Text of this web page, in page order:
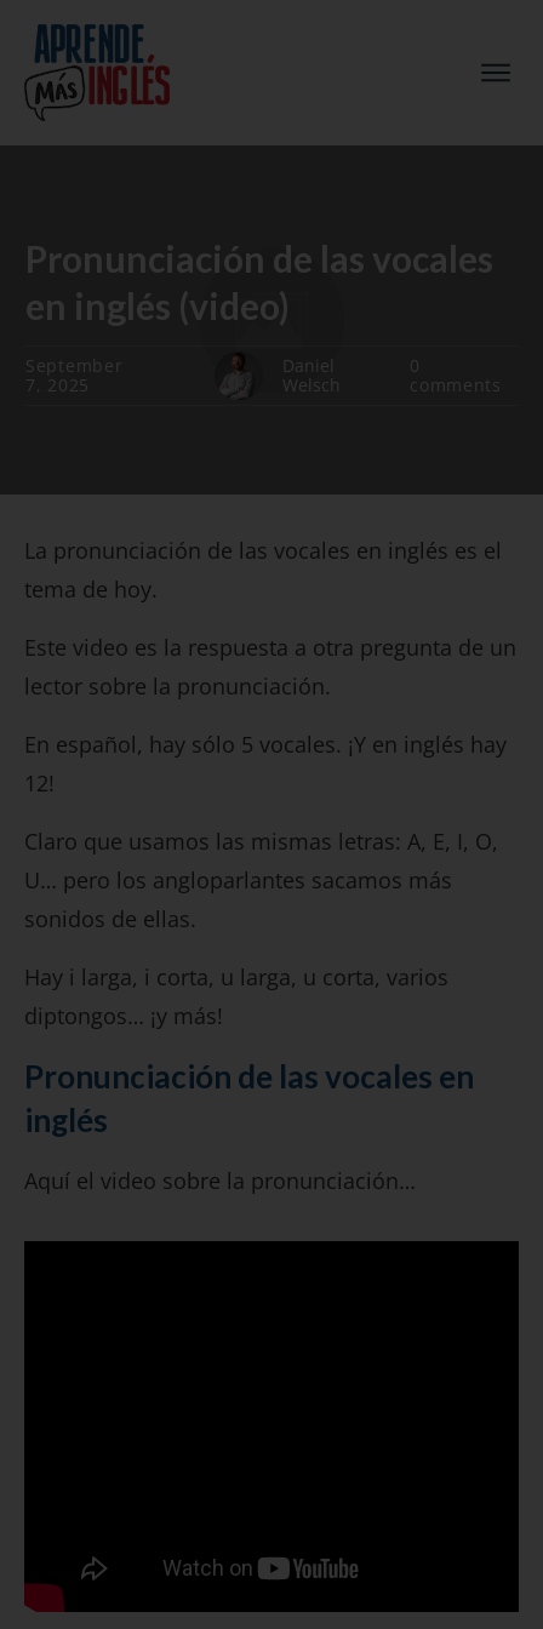
Pronunciación de las vocales
en inglés (video)
September
7, 2025
Daniel
Welsch
0
comments
La pronunciación de las vocales en inglés es el
tema de hoy.
Este video es la respuesta a otra pregunta de un
lector sobre la pronunciación.
En español, hay sólo 5 vocales. ¡Y en inglés hay
12!
Claro que usamos las mismas letras: A, E, I, O,
U… pero los angloparlantes sacamos más
sonidos de ellas.
Hay i larga, i corta, u larga, u corta, varios
diptongos… ¡y más!
Pronunciación de las vocales en
inglés
Aquí el video sobre la pronunciación…